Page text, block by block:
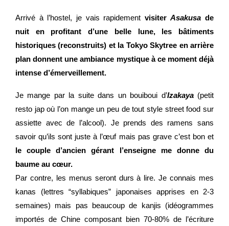
Arrivé à l’hostel, je vais rapidement visiterAsakusa de
nuit en profitant d’une belle lune, les bâtiments
historiques (reconstruits) et la Tokyo Skytree en arrière
plan donnent une ambiance mystique à ce moment déjà
intense d’émerveillement.
Je mange par la suite dans un bouiboui d’Izakaya(petit
resto jap où l’on mange un peu de tout style street food sur
assiette avec de l’alcool). Je prends des ramens sans
savoir qu’ils sont juste à l’œuf mais pas grave c’est bon et
le couple d’ancien gérant l’enseigne me donne du
baume au cœur.
Par contre, les menus seront durs à lire. Je connais mes
kanas (lettres “syllabiques” japonaises apprises en 2-3
semaines) mais pas beaucoup de kanjis (idéogrammes
importés de Chine composant bien 70-80% de l’écriture